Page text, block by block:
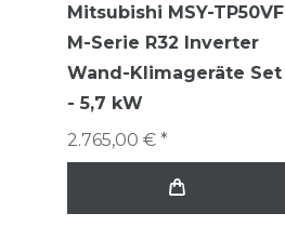
Mitsubishi MSY-TP50VF
M-Serie R32 Inverter
Wand-Klimageräte Set
- 5,7 kW
2.765,00 € *